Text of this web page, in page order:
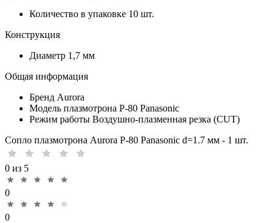
Количество в упаковке 10 шт.
Конструкция
Диаметр 1,7 мм
Общая информация
Бренд Aurora
Модель плазмотрона P-80 Panasonic
Режим работы Воздушно-плазменная резка (CUT)
Сопло плазмотрона Aurora P-80 Panasonic d=1.7 мм - 1 шт.
0 из 5
0
0